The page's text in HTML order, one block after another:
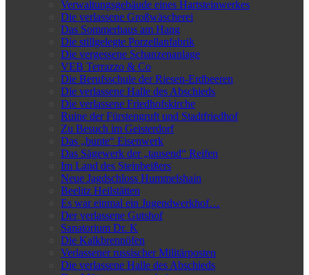
Verwaltungsgebäude eines Hartsteinwerkes
Die verlassene Großwäscherei
Das Sommerhaus am Hang
Die stillgelegte Porzellanfabrik
Die vergessene Schanzenanlage
VEB Terrazzo & Co
Die Berufsschule der Riesen-Erdbeeren
Die verlassene Halle des Abschieds
Die verlassene Friedhofskirche
Ruine der Fürstengruft und Stadtfriedhof
Zu Besuch im Geisterdorf
Das „bunte“ Eisenwerk
Das Sägewerk der „tausend“ Reifen
Im Land des Steinbeißers
Neue Jagdschloss Hummelshain
Beelitz Heilstätten
Es war einmal ein Jugendwerkhof…
Der verlassene Gutshof
Sanatorium Dr. K
Die Kalkbrennöfen
Verlassener russischer Militärposten
Die verlassene Halle des Abschieds